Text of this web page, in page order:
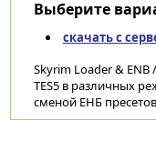
Выберите
скачать с
Skyrim Loader & ENB
TES5 в различных
сменой ЕНБ